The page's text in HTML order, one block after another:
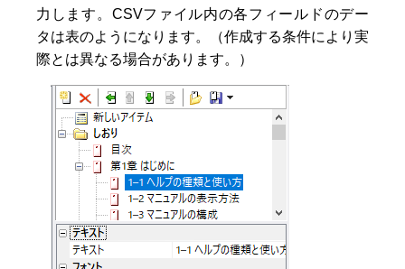
力します。CSVファイル内の各フィールドのデー
タは表のようになります。（作成する条件により実
際とは異なる場合があります。）